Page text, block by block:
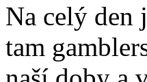
Na celý den
tam